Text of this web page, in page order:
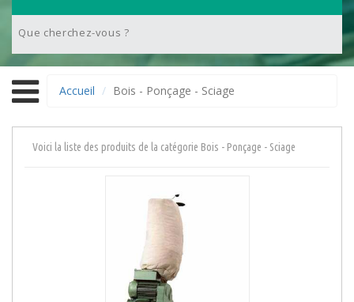
Accueil Bois - Ponçage - Sciage
Voici la liste des produits de la catégorie Bois - Ponçage - Sciage